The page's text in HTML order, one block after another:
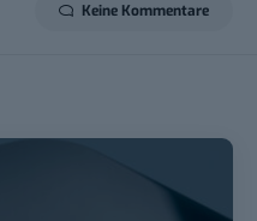
Keine Kommentare